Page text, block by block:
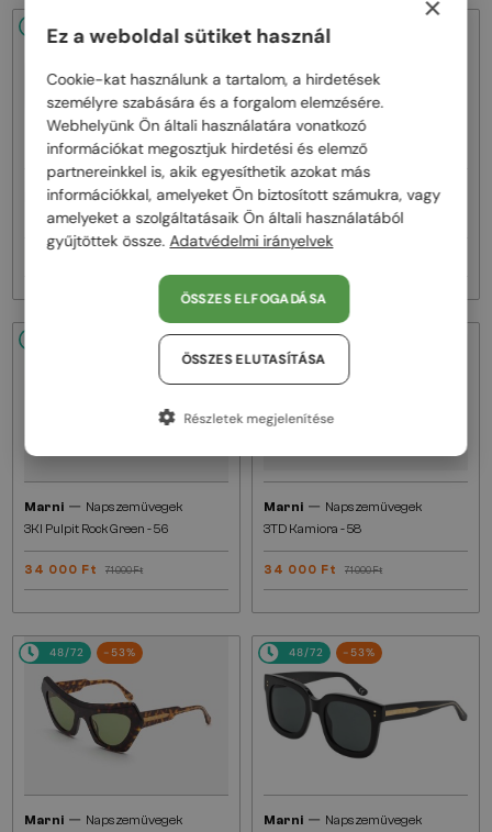
48/72 -53%
Marni—Napszemüvegek
ME641S - 218 - 54
48/72
Marni—Napszemüvegek
ME641S - 212 - 54
Marni — Napszemüvegek
3KI Pulpit Rock Green - 56
34 000 Ft 71 000 Ft
48/72 -53%
Marni — Napszemüvegek
3TD Kamiora - 58
34 000 Ft 71 000 Ft
48/72 -53%
Marni — Napszemüvegek
48/72 -53%
Marni — Napszemüvegek
×
Ez a weboldal sütiket használ
Cookie-kat használunk a tartalom, a hirdetések
személyre szabására és a forgalom elemzésére.
Webhelyünk Ön általi használatára vonatkozó
információkat megosztjuk hirdetési és elemző
partnereinkkel is, akik egyesíthetik azokat más
információkkal, amelyeket Ön biztosított számukra, vagy
amelyeket a szolgáltatásaik Ön általi használatából
gyűjtöttek össze. Adatvédelmi irányelvek
ÖSSZES ELFOGADÁSA
ÖSSZES ELUTASÍTÁSA
Részletek megjelenítése